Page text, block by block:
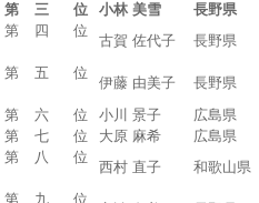
第 三 位
小林 美雪 長野県
第 四 位
古賀 佐代子 長野県
第 五 位
伊藤 由美子 長野県
第 六 位
小川 景子 広島県
第 七 位
大原 麻希 広島県
第 八 位
西村 直子 和歌山県
第 九 位